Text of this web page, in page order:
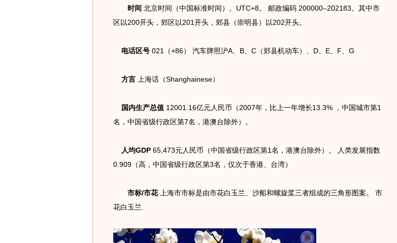
时间 北京时间（中国标准时间）。UTC+8。 邮政编码 200000–202183。其中市
区以200开头，郊区以201开头，郊县（崇明县）以202开头。
电话区号 021（+86） 汽车牌照沪A、B、C（郊县机动车）、D、E、F、G
方言 上海话（Shanghainese）
国内生产总值 12001.16亿元人民币（2007年，比上一年增长13.3% ，中国城市第1
名，中国省级行政区第7名，港澳台除外）。
人均GDP 65,473元人民币（中国省级行政区第1名，港澳台除外）。 人类发展指数
0.909（高，中国省级行政区第3名，仅次于香港、台湾）
市标/市花
上海市市标是由市花白玉兰、沙船和螺旋桨三者组成的三角形图案。 市
花白玉兰.